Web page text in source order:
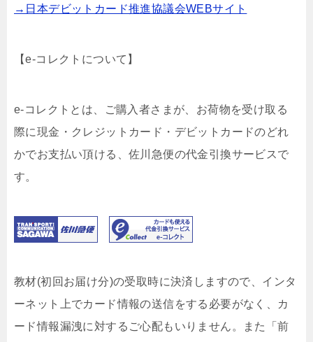
→日本デビットカード推進協議会WEBサイト
【e-コレクトについて】
e-コレクトとは、ご購入者さまが、お荷物を受け取る
際に現金・クレジットカード・デビットカードのどれ
かでお支払い頂ける、佐川急便の代金引換サービスで
す。
教材(初回お届け分)の受取時に決済しますので、インタ
ーネット上でカード情報の送信をする必要がなく、カ
ード情報漏洩に対するご心配もいりません。また「前